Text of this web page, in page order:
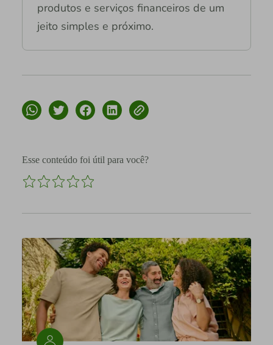
produtos e serviços financeiros de um
jeito simples e próximo.
Esse conteúdo foi útil para você?